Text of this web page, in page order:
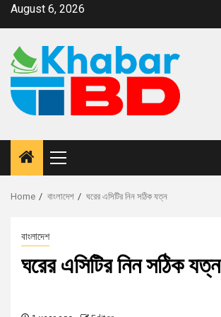
August 6, 2026
Home বাংলাদেশ ঘরের এসিটির নিন সঠিক যত্ন
বাংলাদেশ
ঘরের এসিটির নিন সঠিক যত্ন